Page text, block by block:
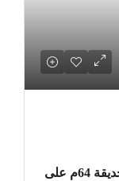
للبيع بمدينتي B14 شقة طرفية 136م بحديقة 64م على